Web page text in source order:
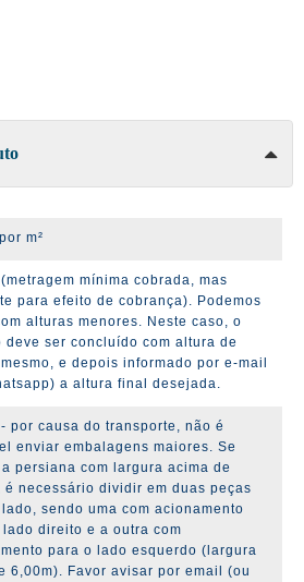
m²
mínima cobrada, mas
para efeito de cobrança). Podemos
alturas menores. Neste caso, o
deve ser concluído com altura de
e depois informado por e-mail
a altura final desejada.
por causa do transporte, não é
enviar embalagens maiores. Se
persiana com largura acima de
é necessário dividir em duas peças
lado, sendo uma com acionamento
lado direito e a outra com
para o lado esquerdo (largura
6,00m). Favor avisar por email (ou